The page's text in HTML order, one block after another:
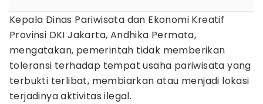
Kepala Dinas Pariwisata dan Ekonomi Kreatif
Provinsi DKI Jakarta, Andhika Permata,
mengatakan, pemerintah tidak memberikan
toleransi terhadap tempat usaha pariwisata yang
terbukti terlibat, membiarkan atau menjadi lokasi
terjadinya aktivitas ilegal.